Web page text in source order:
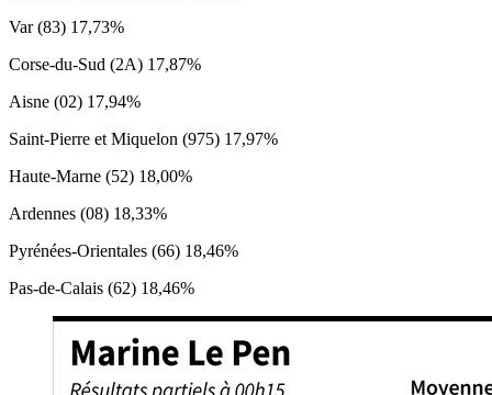
Var (83) 17,73%
Corse-du-Sud (2A) 17,87%
Aisne (02) 17,94%
Saint-Pierre et Miquelon (975) 17,97%
Haute-Marne (52) 18,00%
Ardennes (08) 18,33%
Pyrénées-Orientales (66) 18,46%
Pas-de-Calais (62) 18,46%